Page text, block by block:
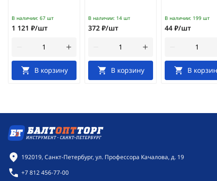
В наличии: 67 шт
1 121 ₽/шт
В корзину
В наличии: 14 шт
372 ₽/шт
В корзину
В наличии: 199 шт
44 ₽/шт
В
Контактная информация
192019, Санкт-Петербург, ул. Профессора Качалова, д. 19
+7 812 456-77-00